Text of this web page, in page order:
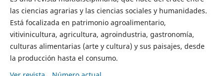
las ciencias agrarias y las ciencias sociales y humanidades.
Está focalizada en patrimonio agroalimentario,
vitivinicultura, agricultura, agroindustria, gastronomía,
culturas alimentarias (arte y cultura) y sus paisajes, desde
la producción hasta el consumo.